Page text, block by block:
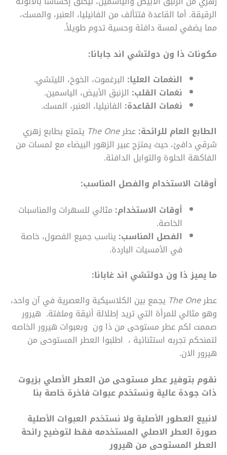
الرقيقة. أما القاعدة فتتألف من الفانيليا، العنبر، والمسك،
مما يضفي لمسة دافئة وحسية تدوم طويلاً.
مكونات ذا ون دولتشي اند جابانا:
النغمات العليا: البرغموت، الخوخ، الليتشي.
نغمات القلب: الزنبق الأبيض، الياسمين.
نغمات القاعدة: الفانيليا، العنبر، المسك.
الطابع العام للرائحة:عطرThe One يتمتع بطابع زهري
شرقي دافئ، حيث يمتزج عبير الزهور البيضاء مع لمسات من
الفاكهة الحلوة والتوابل الدافئة.
أوقات الاستخدام والفصل المناسب:
أوقات الاستخدام: مثالي للسهرات والمناسبات
الخاصة.
الفصل المناسب: يناسب جميع الفصول، خاصة
في الأمسيات الباردة.
ما يميز ذا ون دولتشي اند غابانا:
عطرThe One يجمع بين الكلاسيكية والعصرية في آن واحد،
وهو مثالي للمرأة التي تريد إطلالة أنيقة وملفتة. هيرور
صممت لكم عطر مستوحى من ذا ون وبعبوات هيرور الخاصه
لتمنحكم تجربه استثنائية ، اطلبوا العطر المستوحى من
هيرور الان.
نقوم بتوفير عطر مستوحى من العطر الأصلي بزيوت
ذات جودة عالية ونستخدم عبوات فاخرة خاصة بنا
لانبيع العطور الأصلية ولا نستخدم العبوات الأصلية
صورة العطر الاصلي المستخدمه فقط لتوضيح رائحة
العطر المستوحى من هيرور